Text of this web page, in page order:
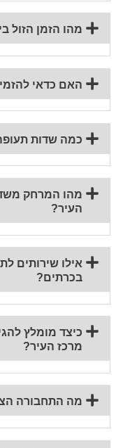
מהו הזמן הזול
האם כדאי
כמה שדות
מהו המרחק
העיר?
אילו שירותים
בכרתים?
כיצד מומלץ
מרכז העיר?
מה התחבורה